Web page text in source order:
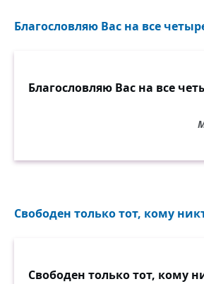
Благословляю Вас на все
Благословляю Вас на все
Свободен только тот, кому
Свободен только тот, кому